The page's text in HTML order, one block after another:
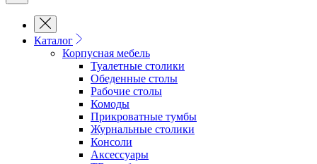
Каталог
Корпусная мебель
Туалетные столики
Обеденные cтолы
Рабочие столы
Комоды
Прикроватные тумбы
Журнальные столики
Консоли
Аксессуары